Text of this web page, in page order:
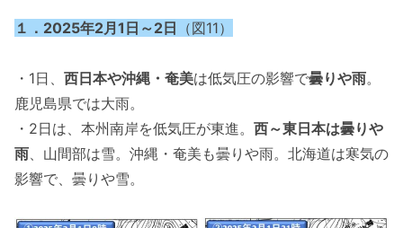
１．2025年2月1日～2日 （図11）
・1日、 西日本や沖縄・奄美は低気圧の影響で曇りや雨。
鹿児島県では大雨。
・2日は、本州南岸を低気圧が東進。 西～東日本は曇りや
雨、山間部は雪。沖縄・奄美も曇りや雨。北海道は寒気の
影響で、曇りや雪。